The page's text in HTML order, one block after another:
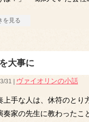
を見る
大事に
31 | ヴァイオリンの小話
上手な人は、休符のとり
奏家の先生に教わったこ